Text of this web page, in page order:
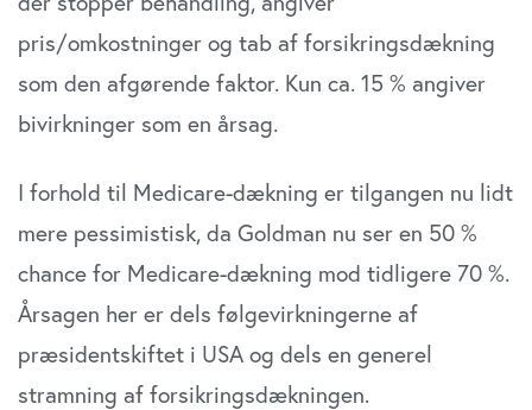
pris/omkostninger og tab af forsikringsdækning
som den afgørende faktor. Kun ca. 15 % angiver
bivirkninger som en årsag.
I forhold til Medicare-dækning er tilgangen nu lidt
mere pessimistisk, da Goldman nu ser en 50 %
chance for Medicare-dækning mod tidligere 70 %.
Årsagen her er dels følgevirkningerne af
præsidentskiftet i USA og dels en generel
stramning af forsikringsdækningen.